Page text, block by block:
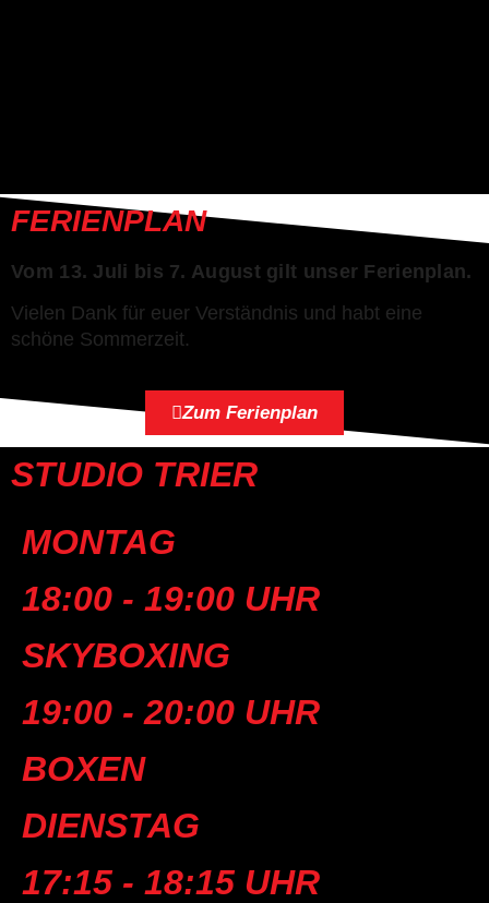
FERIENPLAN
Vom 13. Juli bis 7. August gilt unser Ferienplan.
Vielen Dank für euer Verständnis und habt eine
schöne Sommerzeit.
Zum Ferienplan
STUDIO TRIER
MONTAG
18:00 - 19:00 UHR
SKYBOXING
19:00 - 20:00 UHR
BOXEN
DIENSTAG
17:15 - 18:15 UHR